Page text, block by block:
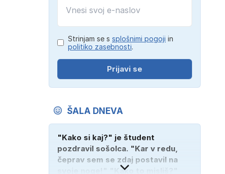
Strinjam se s splošnimi pogoji in
politiko zasebnosti.
Prijavi se
ŠALA DNEVA
"Kako si kaj?" je študent
pozdravil sošolca. "Kar v redu,
čeprav sem se zdaj postavil na
svoje noge!" "Kako to misliš?"